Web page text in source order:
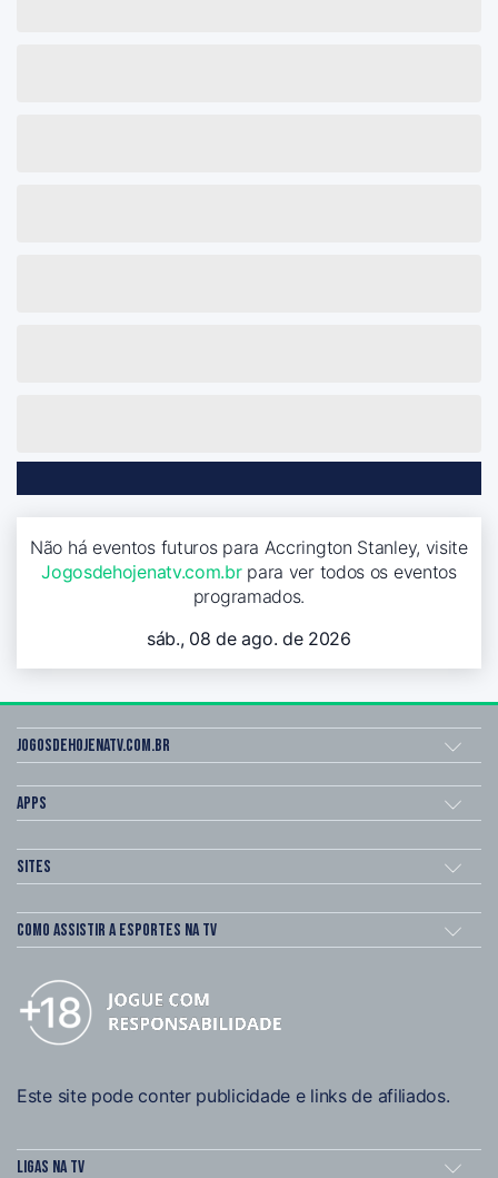
Não há eventos futuros para Accrington Stanley, visite
Jogosdehojenatv.com.brpara ver todos os eventos
programados.
sáb., 08 de ago. de 2026
Jogosdehojenatv.com.br
Apps
Sites
Como assistir a esportes na TV
Este site pode conter publicidade e links de afiliados.
Ligas na TV